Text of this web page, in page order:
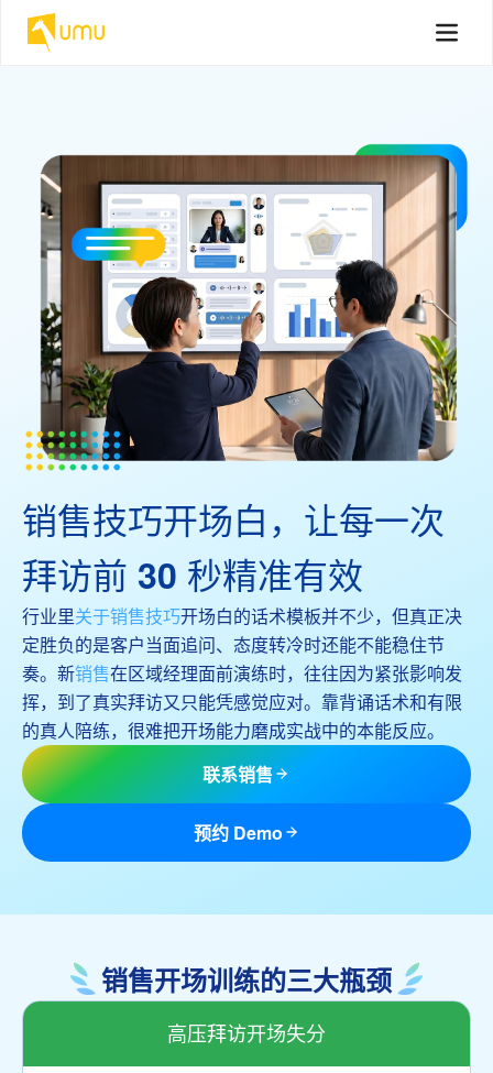
销售技巧开场白，让每一次
拜访前 30 秒精准有效
行业里关于销售技巧开场白的话术模板并不少，但真正决
定胜负的是客户当面追问、态度转冷时还能不能稳住节
奏。新销售在区域经理面前演练时，往往因为紧张影响发
挥，到了真实拜访又只能凭感觉应对。靠背诵话术和有限
的真人陪练，很难把开场能力磨成实战中的本能反应。
联系销售
预约 Demo
销售开场训练的三大瓶颈
高压拜访开场失分